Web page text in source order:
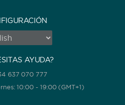
AYUDA?
637 070 777
10:00 - 19:00 (GMT+1)